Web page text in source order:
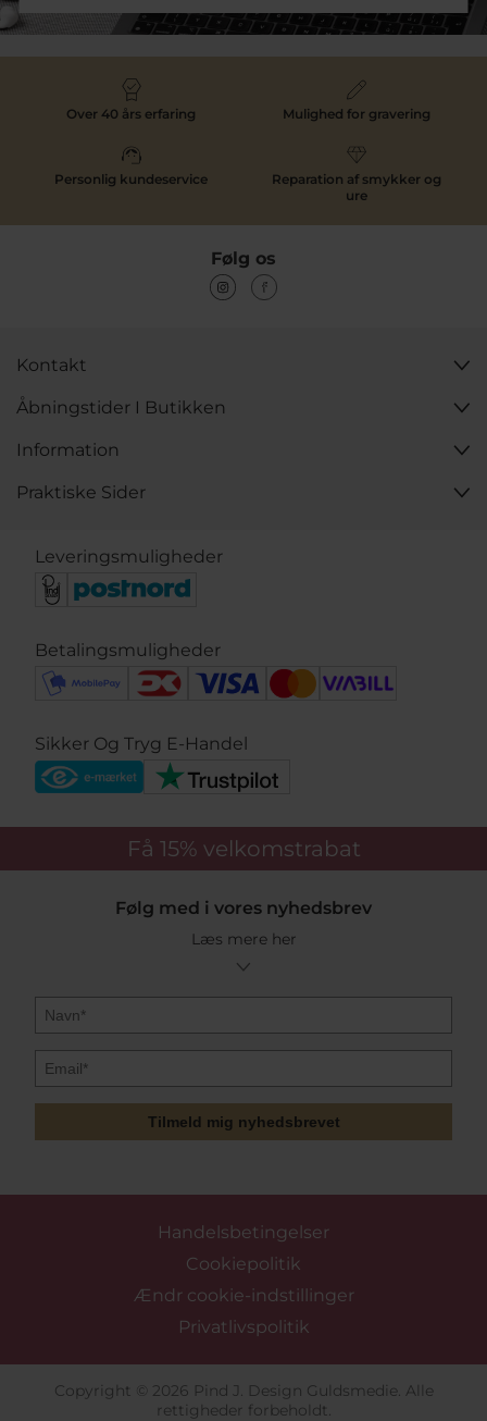
Over 40 års erfaring Mulighed for gravering
Personlig kundeservice
Reparation af smykker og
ure
Følg os
Kontakt
Åbningstider I Butikken
Information
Praktiske Sider
Leveringsmuligheder
Betalingsmuligheder
Sikker Og Tryg E-Handel
Få 15% velkomstrabat
Følg med i vores nyhedsbrev
Læs mere her
Tilmeld mig nyhedsbrevet
Handelsbetingelser
Cookiepolitik
Ændr cookie-indstillinger
Privatlivspolitik
Copyright © 2026 Pind J. Design Guldsmedie. Alle
rettigheder forbeholdt.